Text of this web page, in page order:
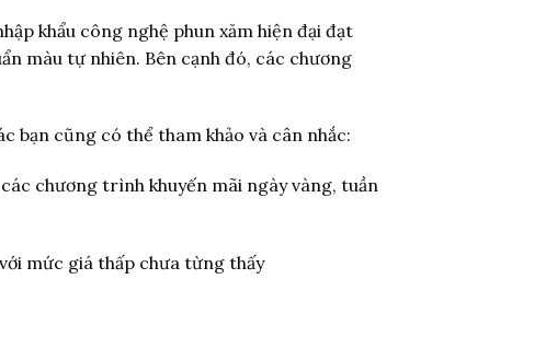
khẩu công nghệ phun xăm hiện đại đạt
màu tự nhiên. Bên cạnh đó, các chương
bạn cũng có thể tham khảo và cân nhắc:
chương trình khuyến mãi ngày vàng, tuần
mức giá thấp chưa từng thấy